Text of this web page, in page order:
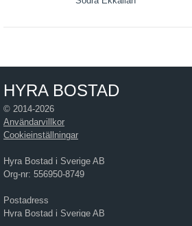
HYRA BOSTAD
© 2014-2026
Användarvillkor
Cookieinställningar
Hyra Bostad i Sverige AB
Org-nr: 556950-8749
Postadress
Hyra Bostad i Sverige AB